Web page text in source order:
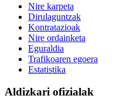
Nire karpeta
Dirulaguntzak
Kontratazioak
Nire ordainketa
Eguraldia
Trafikoaren egoera
Estatistika
Aldizkari ofizialak